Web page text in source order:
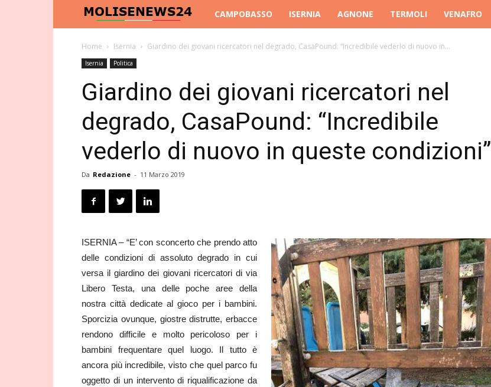
Molise
News
CAMPOBASSO ISERNIA AGNONE TERMOLI VENAFRO
Home Isernia Giardino dei giovani ricercatori nel degrado, CasaPound: “Incredibile vederlo di nuovo in...
Isernia Politica
Giardino dei giovani ricercatori nel
degrado, CasaPound: “Incredibile
vederlo di nuovo in queste condizioni”
Da Redazione - 11 Marzo 2019
ISERNIA – “E’ con sconcerto che prendo atto
delle condizioni di assoluto degrado in cui
versa il giardino dei giovani ricercatori di via
Libero Testa, una delle poche aree della
nostra città dedicate al gioco per i bambini.
Sporcizia ovunque, giostre distrutte, erbacce
rendono difficile e molto pericoloso per i
bambini frequentare quel luogo. Il tutto è
ancora più incredibile, visto che quel parco fu
oggetto di un intervento di riqualificazione da